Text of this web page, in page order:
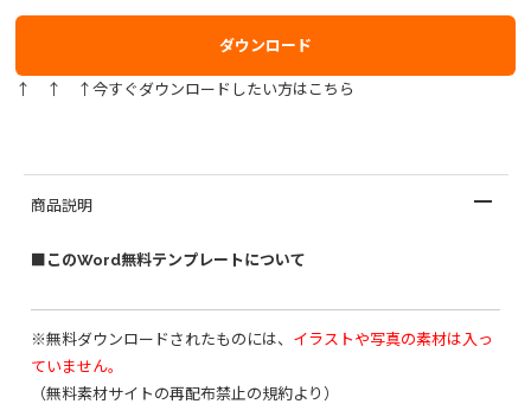
ダウンロード
↑ ↑ ↑今すぐダウンロードしたい方はこちら
商品説明
■このWord無料テンプレートについて
※無料ダウンロードされたものには、 イラストや写真の素材は入っ
ていません。
（無料素材サイトの再配布禁止の規約より）